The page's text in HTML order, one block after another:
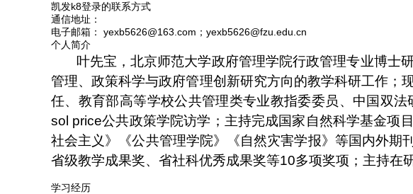
凯发k8登录的联系方式
通信地址：
电子邮箱： yexb5626@163.com ； yexb5626@fzu.edu.cn
个人简介
叶先宝，北京师范大学政府管理学院行政管理专业博士
管理、政策科学与政府管理创新研究方向的教学科研工作；
任、教育部高等学校公共管理类专业教指委委员、中国双
sol price公共政策学院访学；主持完成国家自然科学基金项目
社会主义》《公共管理学院》《自然灾害学报》等国内外期
省级教学成果奖、省社科优秀成果奖等10多项奖项；主持在
学习经历